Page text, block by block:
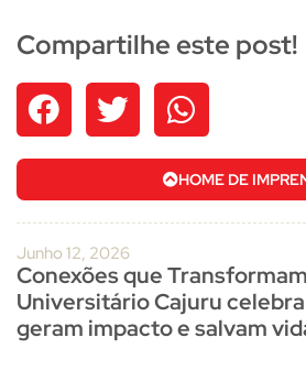
Compartilhe este post!
HOME DE
Junho 12, 2026
Conexões que
Universitário Cajuru
geram impacto e salvam